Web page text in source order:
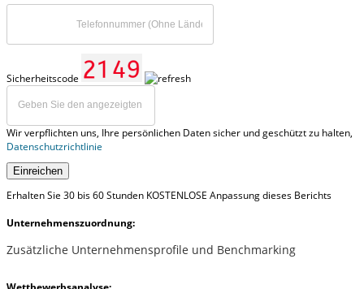
Sicherheitscode
Wir verpflichten uns, Ihre persönlichen Daten sicher und geschützt zu halten,
Datenschutzrichtlinie
Einreichen
Erhalten Sie 30 bis 60 Stunden KOSTENLOSE Anpassung dieses Berichts
Unternehmenszuordnung:
Zusätzliche Unternehmensprofile und Benchmarking